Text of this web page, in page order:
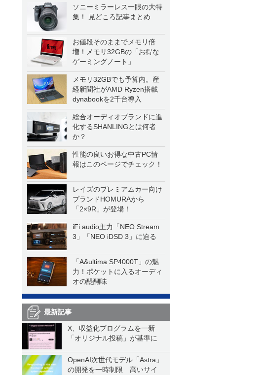
ソニーミラーレス一眼の大特
集！ 見どころ記事まとめ
お値段そのままでメモリ倍
増！メモリ32GBの「お得な
ゲーミングノート」
メモリ32GBでも予算内。産
経新聞社がAMD Ryzen搭載
dynabookを2千台導入
総合オーディオブランドに進
化するSHANLINGとは何者
か？
性能の良いお得な中古PC情
報はこのページでチェック！
レイズのプレミアムカー向け
ブランドHOMURAから
「2×9R」が登場！
iFi audio主力「NEO Stream
3」「NEO iDSD 3」に迫る
「A&ultima SP4000T」の魅
力！ポケットに入るオーディ
オの醍醐味
最新記事
X、収益化プログラムを一新
「オリジナル投稿」が基準に
OpenAI次世代モデル「Astra」
の開発を一時制限 高いサイ